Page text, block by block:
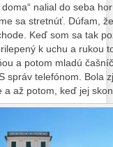
nalial do seba
sa stretnúť. Dúfam,
Keď som sa tak
k uchu a rukou
a potom mladú
správ telefónom. Bola
až potom, keď jej